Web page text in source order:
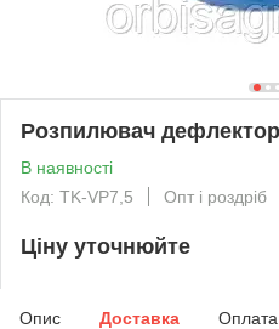
Розпилювач
В наявності
Код: TK-VP7,5
Опт і роздріб
Ціну уточнюйте
Опис Доставка Оплата